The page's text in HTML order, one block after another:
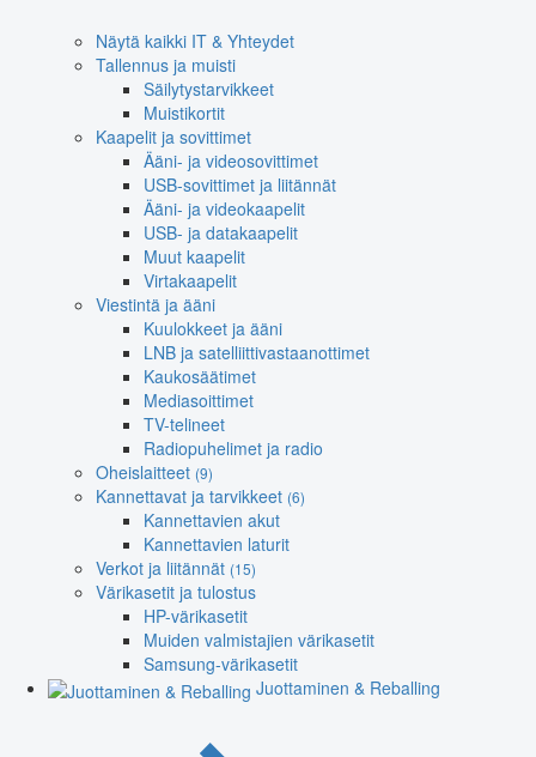
Näytä kaikki IT & Yhteydet
Tallennus ja muisti
Säilytystarvikkeet
Muistikortit
Kaapelit ja sovittimet
Ääni- ja videosovittimet
USB-sovittimet ja liitännät
Ääni- ja videokaapelit
USB- ja datakaapelit
Muut kaapelit
Virtakaapelit
Viestintä ja ääni
Kuulokkeet ja ääni
LNB ja satelliittivastaanottimet
Kaukosäätimet
Mediasoittimet
TV-telineet
Radiopuhelimet ja radio
Oheislaitteet (9)
Kannettavat ja tarvikkeet (6)
Kannettavien akut
Kannettavien laturit
Verkot ja liitännät (15)
Värikasetit ja tulostus
HP-värikasetit
Muiden valmistajien värikasetit
Samsung-värikasetit
Juottaminen & Reballing